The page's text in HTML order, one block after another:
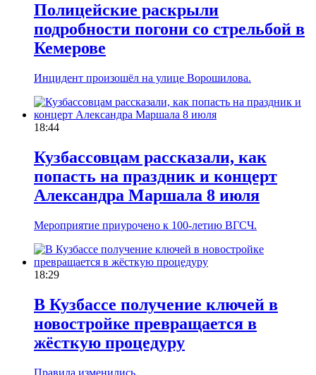
Полицейские раскрыли
подробности погони со стрельбой в
Кемерове
Инцидент произошёл на улице Ворошилова.
18:44
Кузбассовцам рассказали, как
попасть на праздник и концерт
Александра Маршала 8 июля
Мероприятие приурочено к 100-летию ВГСЧ.
18:29
В Кузбассе получение ключей в
новостройке превращается в
жёсткую процедуру
Правила изменились.